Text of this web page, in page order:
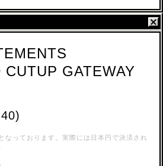
CUTUP GATEWAY
なっております。実際には日本円で決済され